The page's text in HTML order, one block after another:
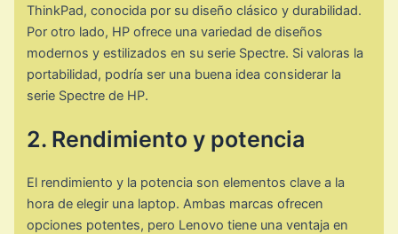
ThinkPad, conocida por su diseño clásico y durabilidad.
Por otro lado, HP ofrece una variedad de diseños
modernos y estilizados en su serie Spectre. Si valoras la
portabilidad, podría ser una buena idea considerar la
serie Spectre de HP.
2. Rendimiento y potencia
El rendimiento y la potencia son elementos clave a la
hora de elegir una laptop. Ambas marcas ofrecen
opciones potentes, pero Lenovo tiene una ventaja en